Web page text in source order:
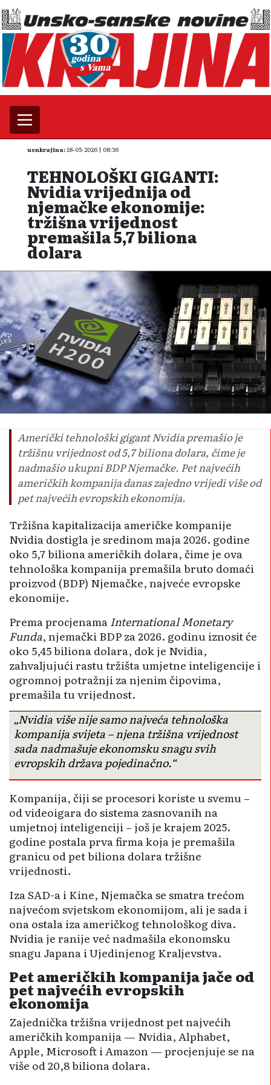
usnkrajina:18-05-2026 | 08:36
TEHNOLOŠKI GIGANTI:
Nvidia vrijednija od
njemačke ekonomije:
tržišna vrijednost
premašila 5,7 biliona
dolara
Američki tehnološki gigant Nvidia premašio je
tržišnu vrijednost od 5,7 biliona dolara, čime je
nadmašio ukupni BDP Njemačke. Pet najvećih
američkih kompanija danas zajedno vrijedi više od
pet najvećih evropskih ekonomija.
Tržišna kapitalizacija američke kompanije
Nvidia dostigla je sredinom maja 2026. godine
oko 5,7 biliona američkih dolara, čime je ova
tehnološka kompanija premašila bruto domaći
proizvod (BDP) Njemačke, najveće evropske
ekonomije.
Prema procjenamaInternational Monetary
Funda, njemački BDP za 2026. godinu iznosit će
oko 5,45 biliona dolara, dok je Nvidia,
zahvaljujući rastu tržišta umjetne inteligencije i
ogromnoj potražnji za njenim čipovima,
premašila tu vrijednost.
„Nvidia više nije samo najveća tehnološka
kompanija svijeta – njena tržišna vrijednost
sada nadmašuje ekonomsku snagu svih
evropskih država pojedinačno.“
Kompanija, čiji se procesori koriste u svemu –
od videoigara do sistema zasnovanih na
umjetnoj inteligenciji – još je krajem 2025.
godine postala prva firma koja je premašila
granicu od pet biliona dolara tržišne
vrijednosti.
Iza SAD-a i Kine, Njemačka se smatra trećom
najvećom svjetskom ekonomijom, ali je sada i
ona ostala iza američkog tehnološkog diva.
Nvidia je ranije već nadmašila ekonomsku
snagu Japana i Ujedinjenog Kraljevstva.
Pet američkih kompanija jače od
pet najvećih evropskih
ekonomija
Zajednička tržišna vrijednost pet najvećih
američkih kompanija — Nvidia, Alphabet,
Apple, Microsoft i Amazon — procjenjuje se na
više od 20,8 biliona dolara.